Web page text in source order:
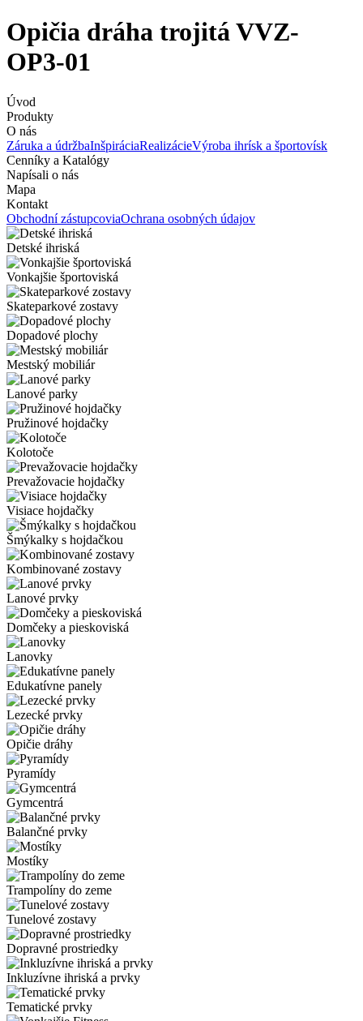
Opičia dráha trojitá VVZ-
OP3-01
Úvod
Produkty
O nás
Záruka a údržbaInšpiráciaRealizácieVýroba ihrísk a športovísk
Cenníky a Katalógy
Napísali o nás
Mapa
Kontakt
Obchodní zástupcoviaOchrana osobných údajov
Detské ihriská
Vonkajšie športoviská
Skateparkové zostavy
Dopadové plochy
Mestský mobiliár
Lanové parky
Pružinové hojdačky
Kolotoče
Prevažovacie hojdačky
Visiace hojdačky
Šmýkalky s hojdačkou
Kombinované zostavy
Lanové prvky
Domčeky a pieskoviská
Lanovky
Edukatívne panely
Lezecké prvky
Opičie dráhy
Pyramídy
Gymcentrá
Balančné prvky
Mostíky
Trampolíny do zeme
Tunelové zostavy
Dopravné prostriedky
Inkluzívne ihriská a prvky
Tematické prvky